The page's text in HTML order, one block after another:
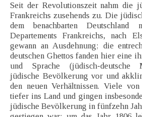
Seit der Revolutionszeit nahm die
Frankreichs zusehends zu. Die
dem benachbarten Deutschland
Departements Frankreichs, nach
gewann an Ausdehnung; die
deutschen Ghettos fanden hier eine
und Sprache (jüdisch-deutsche
jüdische Bevölkerung vor und
den neuen Verhältnissen. Viele
tiefer ins Land und gingen
jüdische Bevölkerung in fünfzehn